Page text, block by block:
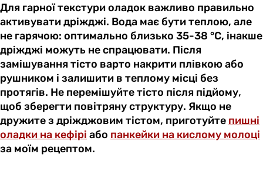
Для гарної текстури оладок важливо правильно
активувати дріжджі. Вода має бути теплою, але
не гарячою: оптимально близько 35-38 °C, інакше
дріжджі можуть не спрацювати. Після
замішування тісто варто накрити плівкою або
рушником і залишити в теплому місці без
протягів. Не перемішуйте тісто після підйому,
щоб зберегти повітряну структуру. Якщо не
дружите з дріжджовим тістом, приготуйте пишні
оладки на кефірі або панкейки на кислому молоці
за моїм рецептом.